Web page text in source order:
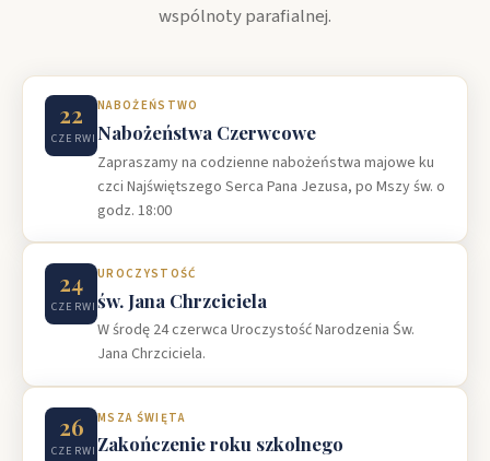
wspólnoty parafialnej.
22
CZERWIEC
NABOŻEŃSTWO
Nabożeństwa Czerwcowe
Zapraszamy na codzienne nabożeństwa majowe ku
czci Najświętszego Serca Pana Jezusa, po Mszy św. o
godz. 18:00
24
CZERWIEC
UROCZYSTOŚĆ
św. Jana Chrzciciela
W środę 24 czerwca Uroczystość Narodzenia Św.
Jana Chrzciciela.
26
CZERWIEC
MSZA ŚWIĘTA
Zakończenie roku szkolnego